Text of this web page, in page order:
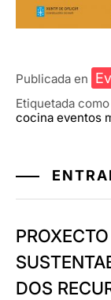
Publicada en
Etiquetada como
cocina eventos
DOS